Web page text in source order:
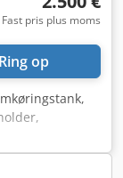
Fast pris plus moms
Ring op
med
1000 ltr -